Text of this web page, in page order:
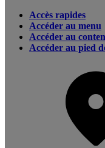
Accès rapides
Accéder au menu
Accéder au
Accéder au pied